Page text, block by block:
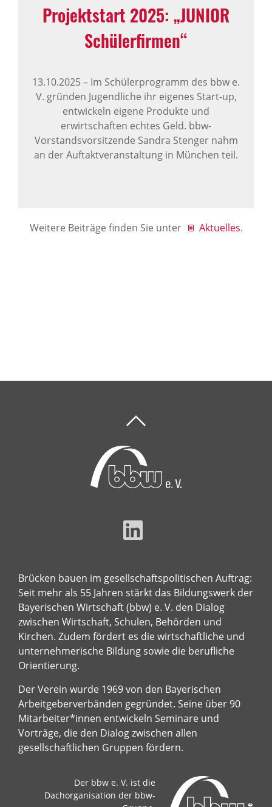
Projekt­start 2025: „JUNIOR
Schü­ler­firmen“
13.10.2025– Im Schülerprogramm des bbw e.
V. gründen Jugendliche ihr eigenes Start-up,
entwickeln eigene Produkte und
erwirtschaften echtes Geld. bbw-
Vorstandsvorsitzende Sandra Stenger nahm
an der Auftaktveranstaltung in München teil.
Weitere Beiträge finden Sie unter Aktuelles.
Brücken bauen im gesellschaftspolitischen Auftrag:
Seit mehr als 55 Jahren stärkt das Bildungswerk der
Bayerischen Wirtschaft (bbw) e. V. den Dialog
zwischen Wirtschaft, Schulen, Behörden und
Kirchen. Zudem fördert es die wirtschaftliche und
unternehmerische Bildung sowie die berufliche
Orientierung.
Der Verein wurde 1969 von den Bayerischen
Arbeitgeberverbänden gegründet. Seine über 90
Mitarbeiter*innen entwickeln Seminare und
Vorträge, die den Dialog zwischen allen
gesellschaftlichen Gruppen fördern.
Der bbw e. V. ist die
Dachorganisation der bbw-